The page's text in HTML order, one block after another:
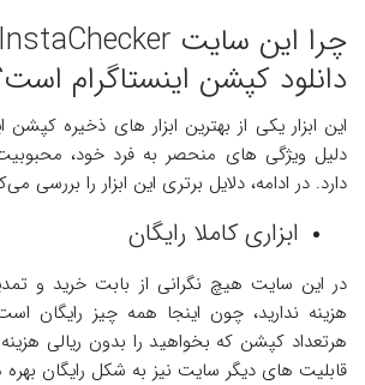
دانلود کپشن اینستاگرام
این ابزار یکی از بهترین ابزار های ذخیره
دلیل ویژگی‌ های منحصر به فرد خود،
دارد. در ادامه، دلایل برتری این ابزار را بررسی
ابزاری کاملا رایگان
در این سایت هیچ نگرانی از بابت خرید و
هزینه ندارید، چون اینجا همه چیز رایگان
هرتعداد کپشن که بخواهید را بدون ریالی
قابلیت های دیگر سایت نیز به شکل رایگان